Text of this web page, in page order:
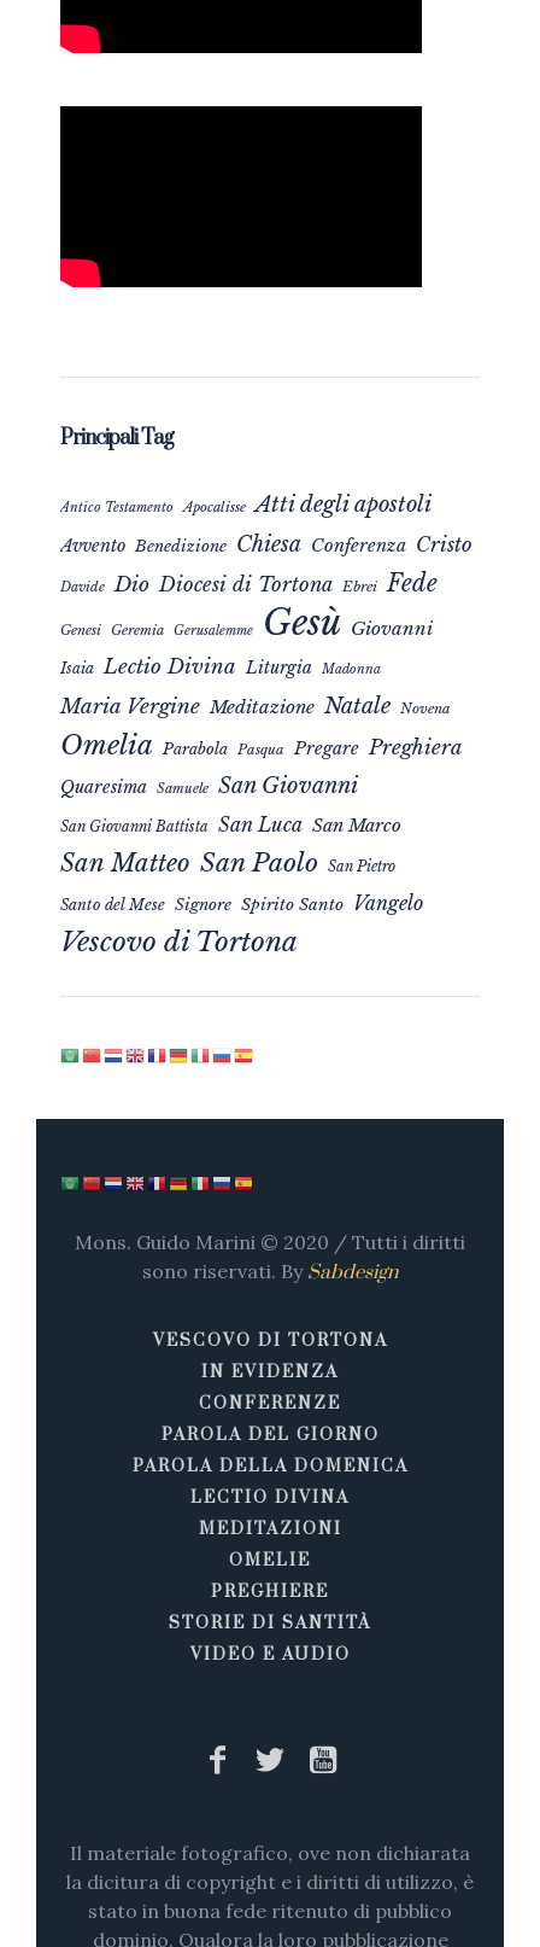
Principali Tag
Antico Testamento Apocalisse Atti degli apostoli
Avvento Benedizione Chiesa Conferenza Cristo
Davide Dio Diocesi di Tortona Ebrei Fede
Genesi Geremia Gerusalemme Gesù Giovanni
Isaia Lectio Divina Liturgia Madonna
Maria Vergine Meditazione Natale Novena
Omelia Parabola Pasqua Pregare Preghiera
Quaresima Samuele San Giovanni
San Giovanni Battista San Luca San Marco
San Matteo San Paolo San Pietro
Santo del Mese Signore Spirito Santo Vangelo
Vescovo di Tortona
Mons. Guido Marini © 2020 / Tutti i diritti
sono riservati. By Sabdesign
VESCOVO DI TORTONA
IN EVIDENZA
CONFERENZE
PAROLA DEL GIORNO
PAROLA DELLA DOMENICA
LECTIO DIVINA
MEDITAZIONI
OMELIE
PREGHIERE
STORIE DI SANTITÀ
VIDEO E AUDIO
Il materiale fotografico, ove non dichiarata
la dicitura di copyright e i diritti di utilizzo, è
stato in buona fede ritenuto di pubblico
dominio. Qualora la loro pubblicazione